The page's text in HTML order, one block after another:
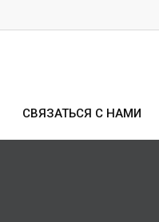
СВЯЗАТЬСЯ С НАМИ